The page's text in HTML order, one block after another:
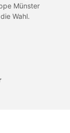
Münster
Wahl.